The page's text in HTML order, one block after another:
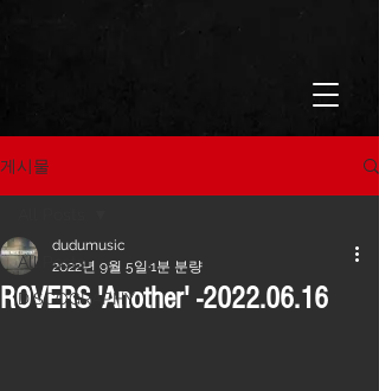
게시물
All Posts
DISCOGRAPHY
ROVERS 'Another' -2022.06.16
dudumusic
2022년 9월 5일 1분 분량